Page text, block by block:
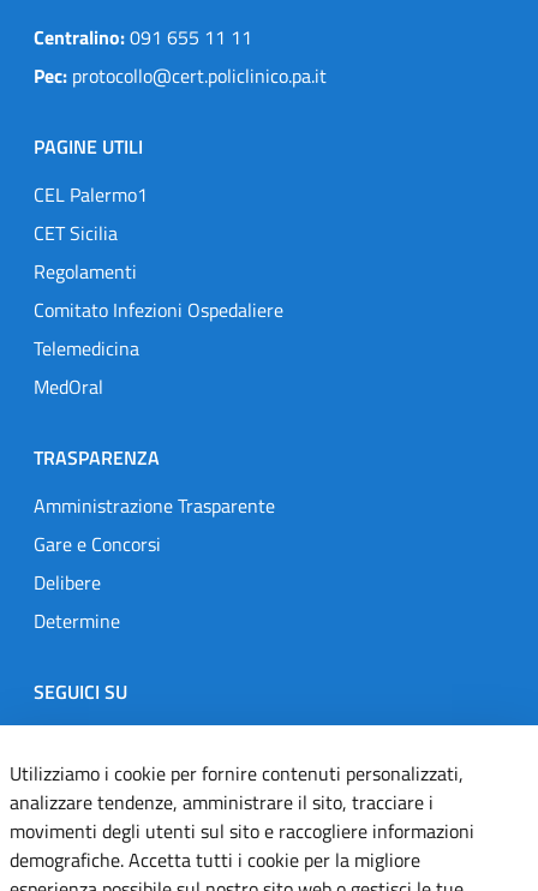
Centralino:091 655 11 11
Pec: protocollo@cert.policlinico.pa.it
PAGINE UTILI
CEL Palermo1
CET Sicilia
Regolamenti
Comitato Infezioni Ospedaliere
Telemedicina
MedOral
TRASPARENZA
Amministrazione Trasparente
Gare e Concorsi
Delibere
Determine
SEGUICI SU
Designers Italia
TwitterInstagramYoutubeLinkedin
Dichiarazione di accessibilità
Utilizziamo i cookie per fornire contenuti personalizzati,
analizzare tendenze, amministrare il sito, tracciare i
movimenti degli utenti sul sito e raccogliere informazioni
demografiche. Accetta tutti i cookie per la migliore